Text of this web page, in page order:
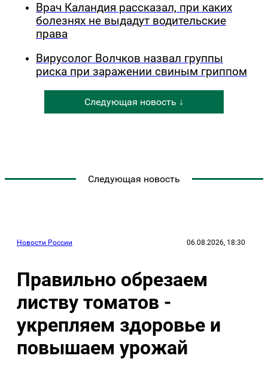
Врач Каландия рассказал, при каких
болезнях не выдадут водительские
права
Вирусолог Волчков назвал группы
риска при заражении свиным гриппом
Следующая новость ↓
Следующая новость
Новости России 06.08.2026, 18:30
Правильно обрезаем
листву томатов -
укрепляем здоровье и
повышаем урожай